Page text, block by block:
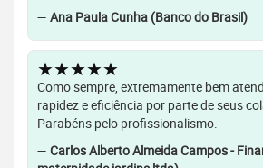
— Ana Paula Cunha (Banco do Brasil)
★★★★★
Como sempre, extremamente bem
rapidez e eficiência por parte de seus
Parabéns pelo profissionalismo.
— Carlos Alberto Almeida Campos -